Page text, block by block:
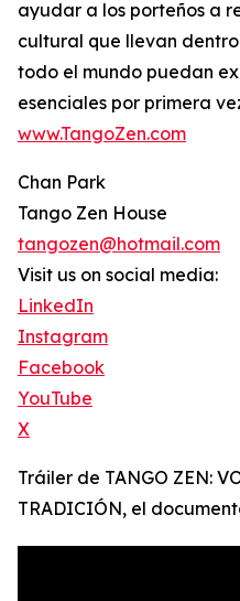
ayudar a los porteños a
cultural que llevan
todo el mundo puedan
esenciales por primera
www.TangoZen.com
Chan Park
Tango Zen House
tangozen@hotmail.com
Visit us on social media:
LinkedIn
Instagram
Facebook
YouTube
X
Tráiler de TANGO ZEN:
TRADICIÓN, el